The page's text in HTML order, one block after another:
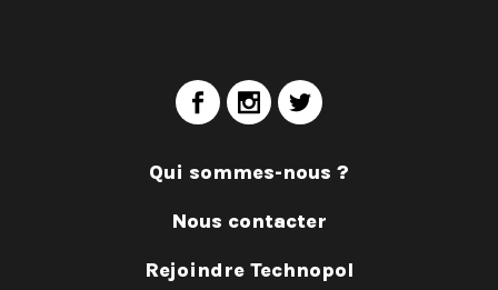
Qui sommes-nous ?
Nous contacter
Rejoindre Technopol